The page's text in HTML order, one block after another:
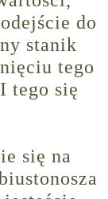
do
stanik
tego
tego się
się na